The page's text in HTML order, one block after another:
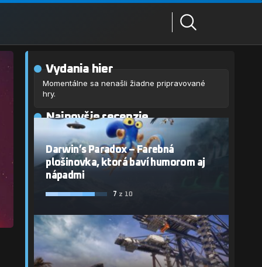
Vydania hier
Momentálne sa nenašli žiadne pripravované
hry.
Najnovšie recenzie
Darwin’s Paradox – Farebná
plošinovka, ktorá baví humorom aj
nápadmi
7 z 10